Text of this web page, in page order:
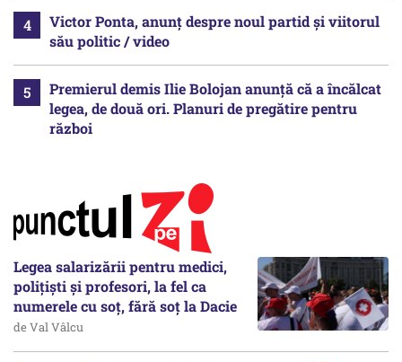
Victor Ponta, anunț despre noul partid și viitorul
său politic / video
Premierul demis Ilie Bolojan anunță că a încălcat
legea, de două ori. Planuri de pregătire pentru
război
Legea salarizării pentru medici,
polițiști și profesori, la fel ca
numerele cu soț, fără soț la Dacie
de Val Vâlcu